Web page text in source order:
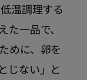
温調理する
一品で、
めに、卵を
じない」と